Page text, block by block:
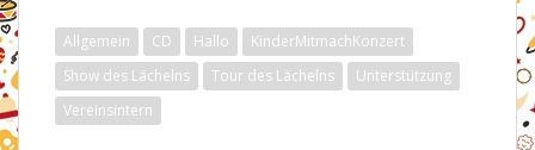
Allgemein CD Hallo
KinderMitmachKonzert
Show des Lächelns
Tour des Lächelns
Unterstützung
Vereinsintern